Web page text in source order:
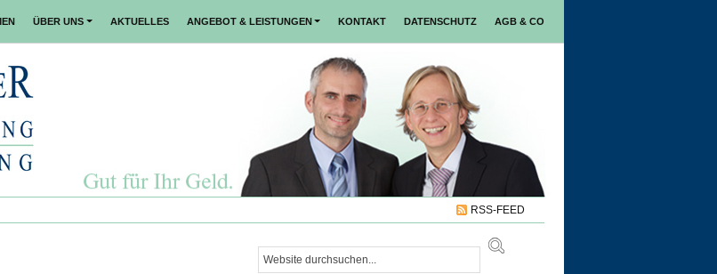
ÜBER UNS AKTUELLES ANGEBOT & LEISTUNGEN KONTAKT DATENSCHUTZ AGB & CO
RSS-FEED